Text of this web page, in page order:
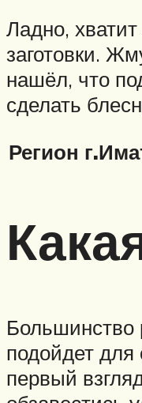
Ладно,
заготовки.
нашёл, что
сделать
Регион
Большинство
подойдет для
первый